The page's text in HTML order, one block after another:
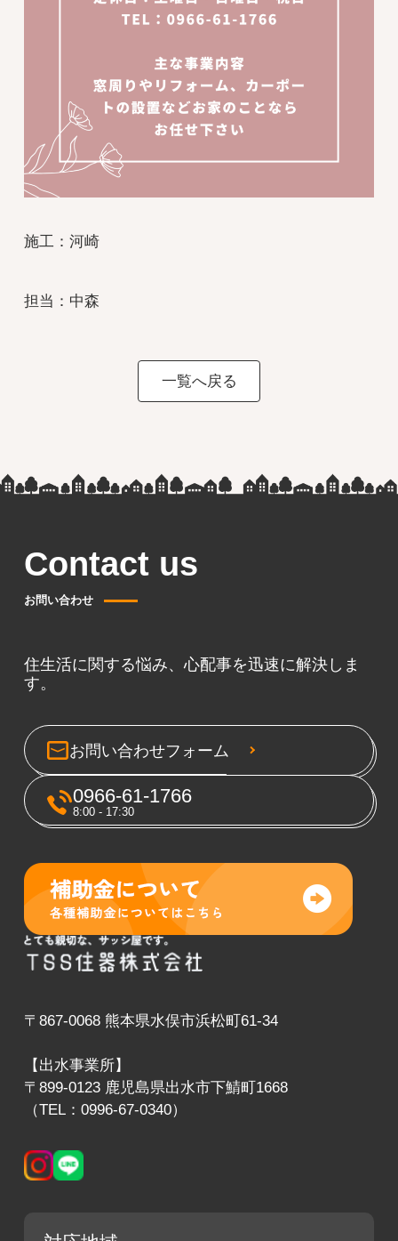
施工：河崎
担当：中森
一覧へ戻る
Contact us
お問い合わせ
住生活に関する悩み、心配事を迅速に解決しま
す。
お問い合わせフォーム
0966-61-1766
8:00 - 17:30
〒867-0068 熊本県水俣市浜松町61-34
【出水事業所】
〒899-0123 鹿児島県出水市下鯖町1668
（TEL：0996-67-0340）